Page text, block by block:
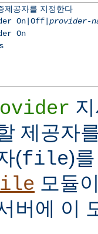
제공자를 지정한다
On|Off| provider-
On
제공자
(file)
모듈
버에 이